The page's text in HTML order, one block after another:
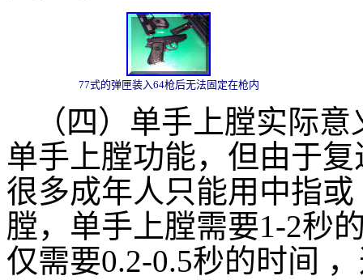
77式的弹匣装入64枪后无法固定在枪内
（四）单手上膛实际
单手上膛功能，但由于
很多成年人只能用中指
膛，单手上膛需要1-2秒
仅需要0.2-0.5秒的时间